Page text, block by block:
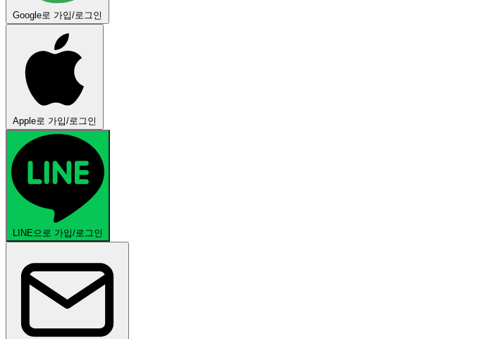
Google로 가입/로그인
Apple로 가입/로그인
LINE으로 가입/로그인